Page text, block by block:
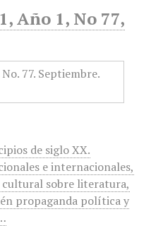
Año 1, No 77,
de siglo XX.
e internacionales,
cultural sobre literatura,
propaganda política y